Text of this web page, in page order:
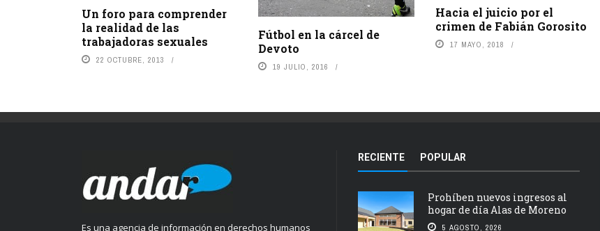
Un foro para comprender
la realidad de las
trabajadoras sexuales
22 OCTUBRE, 2013
Fútbol en la cárcel de
Devoto
19 JULIO, 2016
Hacia el juicio por el
crimen de Fabián Gorosito
17 MAYO, 2018
Es una agencia de información en derechos humanos
RECIENTE POPULAR
Prohíben nuevos ingresos al
hogar de día Alas de Moreno
5 AGOSTO, 2026